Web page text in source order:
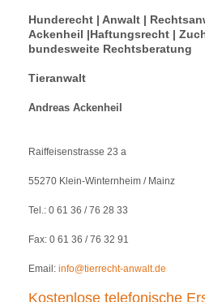
Hunderecht | Anwalt |
Ackenheil |Haftungsrecht |
bundesweite Rechtsberatung
Tieranwalt
Andreas Ackenheil
Raiffeisenstrasse 23 a
55270 Klein-Winternheim / Mainz
Tel.: 0 61 36 / 76 28 33
Fax: 0 61 36 / 76 32 91
Email: info@tierrecht-anwalt.de
Kostenlose telefonische